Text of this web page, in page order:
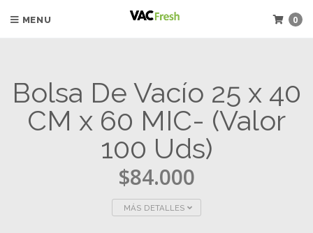
MENU 0
Bolsa De Vacío 25 x 40
CM x 60 MIC- (Valor
100 Uds)
$84.000
MÁS DETALLES